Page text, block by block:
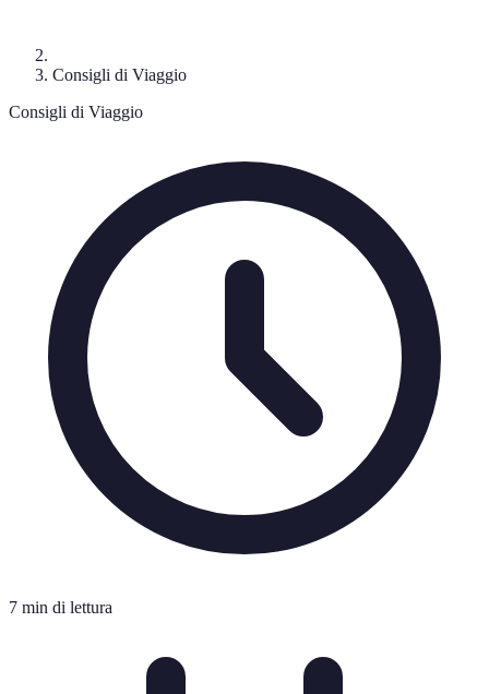
Consigli di Viaggio
Consigli di Viaggio
7 min di lettura